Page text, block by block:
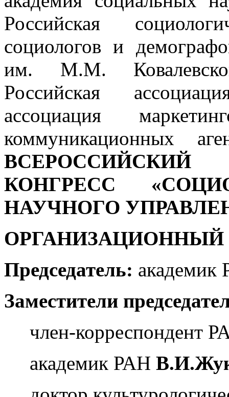
Российская
социологов и
им. М.М.
Российская
ассоциация
коммуникационных
КОНГРЕСС
НАУЧНОГО
ОРГАНИЗАЦИОННЫЙ
Председатель:
Заместители
член-корреспондент
академик РАН